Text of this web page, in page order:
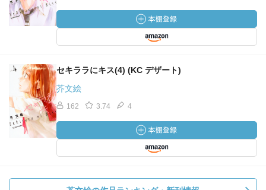
セキララにキス(4) (KC デザート)
芥文絵
162 3.74 4